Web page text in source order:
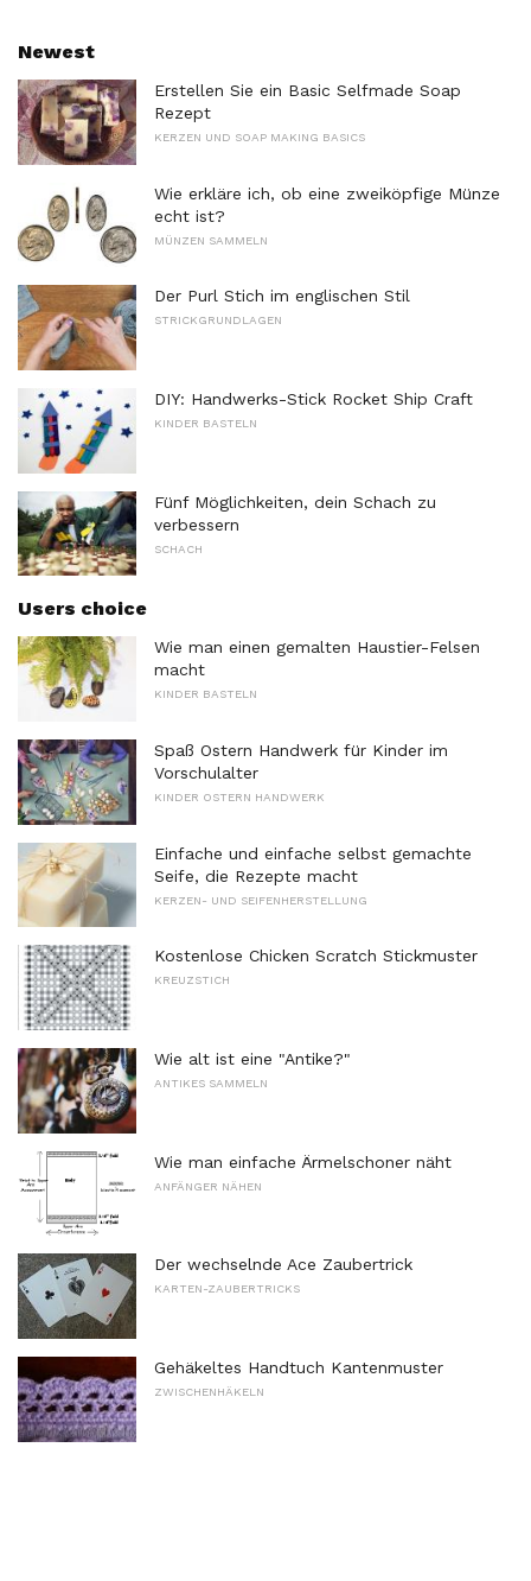
Newest
Erstellen Sie ein Basic Selfmade Soap
Rezept
KERZEN UND SOAP MAKING BASICS
Wie erkläre ich, ob eine zweiköpfige Münze
echt ist?
MÜNZEN SAMMELN
Der Purl Stich im englischen Stil
STRICKGRUNDLAGEN
DIY: Handwerks-Stick Rocket Ship Craft
KINDER BASTELN
Fünf Möglichkeiten, dein Schach zu
verbessern
SCHACH
Users choice
Wie man einen gemalten Haustier-Felsen
macht
KINDER BASTELN
Spaß Ostern Handwerk für Kinder im
Vorschulalter
KINDER OSTERN HANDWERK
Einfache und einfache selbst gemachte
Seife, die Rezepte macht
KERZEN- UND SEIFENHERSTELLUNG
Kostenlose Chicken Scratch Stickmuster
KREUZSTICH
Wie alt ist eine "Antike?"
ANTIKES SAMMELN
Wie man einfache Ärmelschoner näht
ANFÄNGER NÄHEN
Der wechselnde Ace Zaubertrick
KARTEN-ZAUBERTRICKS
Gehäkeltes Handtuch Kantenmuster
ZWISCHENHÄKELN